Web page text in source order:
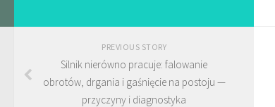
PREVIOUS STORY
Silnik nierówno pracuje: falowanie
obrotów, drgania i gaśnięcie na postoju —
przyczyny i diagnostyka